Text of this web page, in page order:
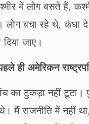
में लोग बसते हैं,
लोग बचा रहे थे, कंधा
जाए।
अमेरिकन
का टुकड़ा नहीं
मैं राजनीति में नहीं